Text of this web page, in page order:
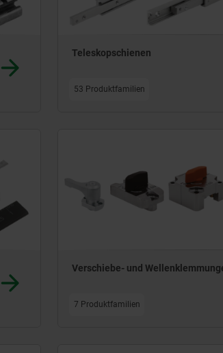
Teleskopschienen
53 Produktfamilien
Verschiebe- und
7 Produktfamilien